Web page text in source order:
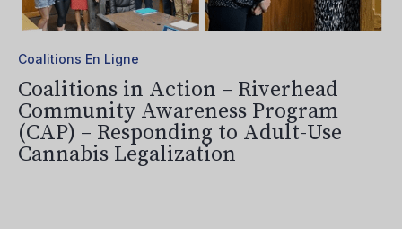
Coalitions En Ligne
Coalitions in Action – Riverhead
Community Awareness Program
(CAP) – Responding to Adult-Use
Cannabis Legalization